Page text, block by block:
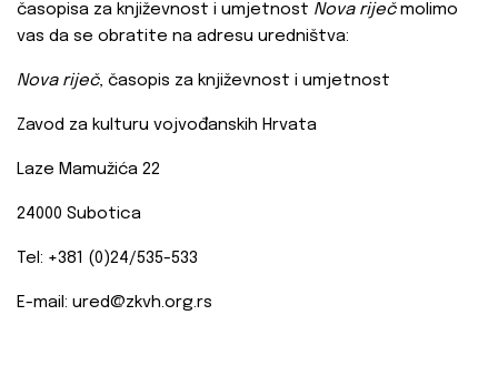
časopisa za književnost i umjetnost Nova riječmolimo
vas da se obratite na adresu uredništva:
Nova riječ, časopis za književnost i umjetnost
Zavod za kulturu vojvođanskih Hrvata
Laze Mamužića 22
24000 Subotica
Tel: +381 (0)24/535-533
E-mail: ured@zkvh.org.rs